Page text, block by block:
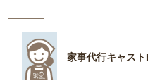
家事代行キャス